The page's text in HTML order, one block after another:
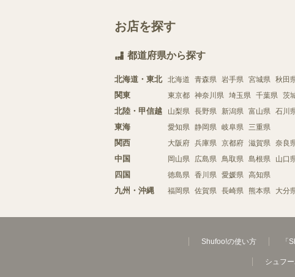
お店を探す
都道府県から探す
北海道・東北 北海道 青森県 岩手県 宮城県 秋田
関東 東京都 神奈川県 埼玉県 千葉県 茨
北陸・甲信越 山梨県 長野県 新潟県 富山県 石川
東海 愛知県 静岡県 岐阜県 三重県
関西 大阪府 兵庫県 京都府 滋賀県 奈良
中国 岡山県 広島県 鳥取県 島根県 山口
四国 徳島県 香川県 愛媛県 高知県
九州・沖縄 福岡県 佐賀県 長崎県 熊本県 大分
Shufoo!の使い方 「
シュフ